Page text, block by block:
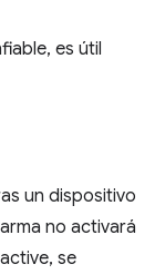
es útil
un dispositivo
no activará
se